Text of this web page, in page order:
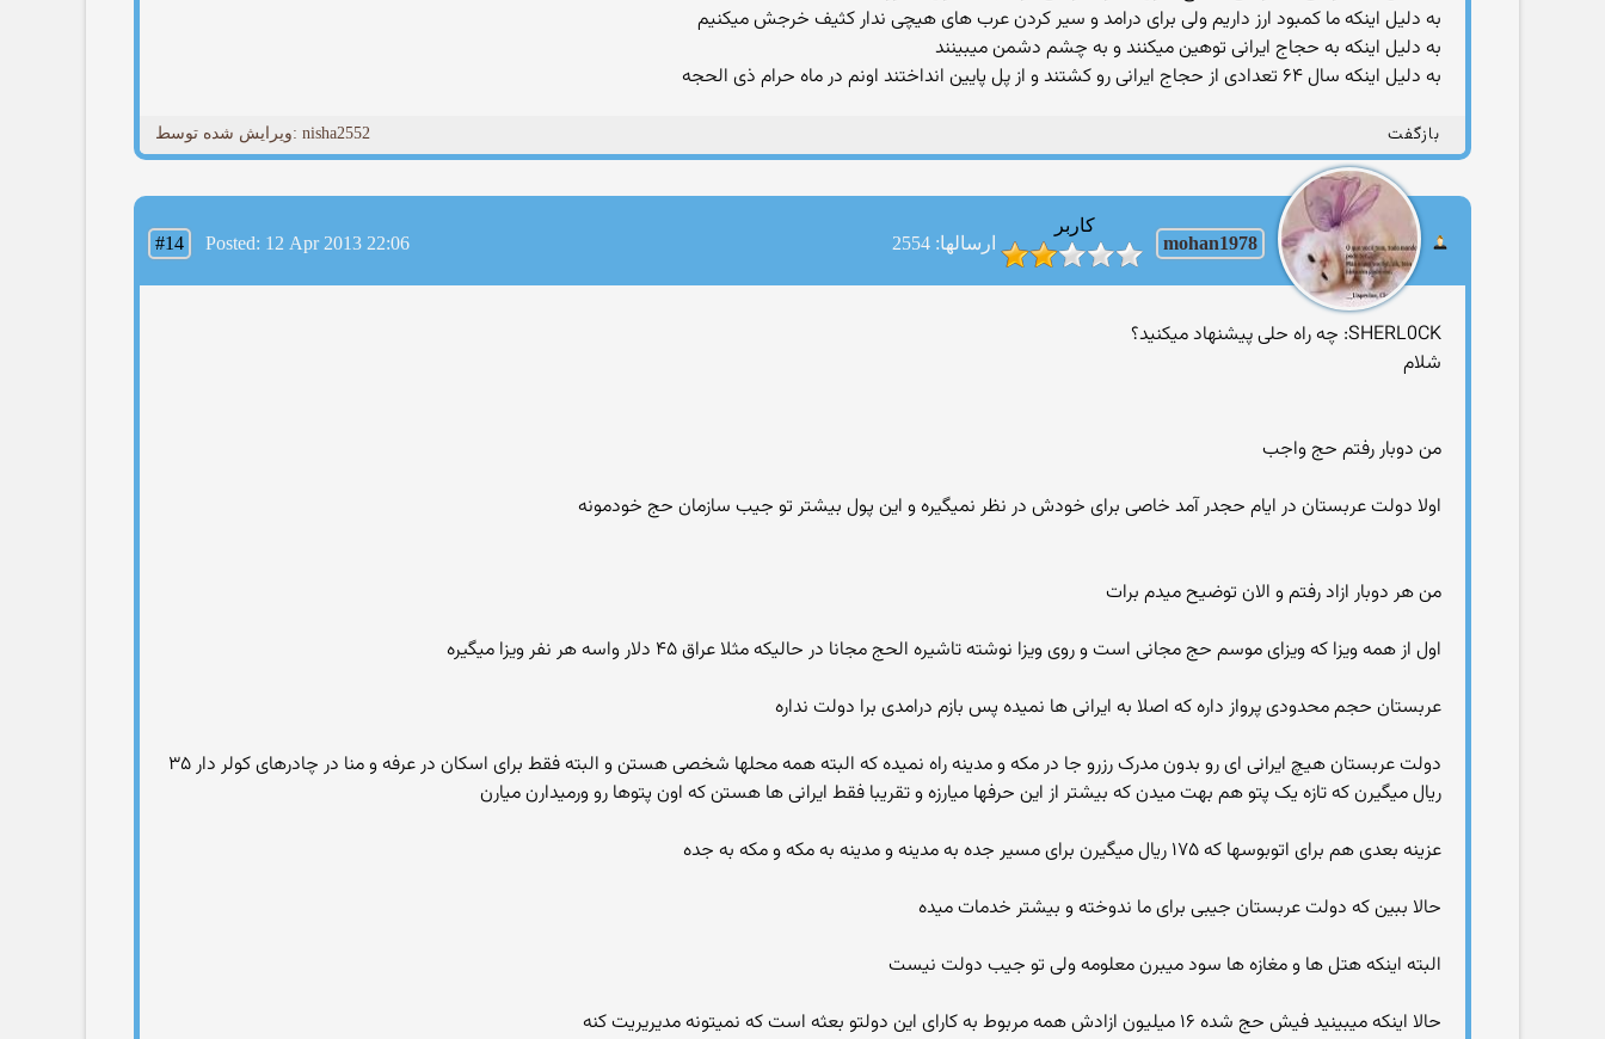
به دلیل اینکه ما کمبود ارز داریم ولی برای درامد و سیر کردن عرب های هیچی ندار کثیف خرجش میکنیم
به دلیل اینکه به حجاج ایرانی توهین میکنند و به چشم دشمن میبینند
به دلیل اینکه سال ۶۴ تعدادی از حجاج ایرانی رو کشتند و از پل پایین انداختند اونم در ماه حرام ذی الحجه
بازگفت ویرایش شده توسط: nisha2552
mohan1978
کاربر
ارسالها: 2554
#14 Posted: 12 Apr 2013 22:06
SHERL0CK: چه راه حلی پيشنهاد ميكنيد؟
شلام
من دوبار رفتم حج واجب
اولا دولت عربستان در ایام حجدر آمد خاصی برای خودش در نظر نمیگیره و این پول بیشتر تو جیب سازمان حج خودمونه
من هر دوبار ازاد رفتم و الان توضیح میدم برات
اول از همه ویزا که ویزای موسم حج مجانی است و روی ویزا نوشته تاشیره الحج مجانا در حالیکه مثلا عراق ۴۵ دلار واسه هر نفر ویزا میگیره
عربستان حجم محدودی پرواز داره که اصلا به ایرانی ها نمیده پس بازم درامدی برا دولت نداره
دولت عربستان هیچ ایرانی ای رو بدون مدرک رزرو جا در مکه و مدینه راه نمیده که البته همه محلها شخصی هستن و البته فقط برای اسکان در عرفه و منا در چادرهای کولر دار ۳۵
ریال میگیرن که تازه یک پتو هم بهت میدن که بیشتر از این حرفها میارزه و تقریبا فقط ایرانی ها هستن که اون پتوها رو ورمیدارن میارن
عزینه بعدی هم برای اتوبوسها که ۱۷۵ ریال میگیرن برای مسیر جده به مدینه و مدینه به مکه و مکه به جده
حالا ببین که دولت عربستان جیبی برای ما ندوخته و بیشتر خدمات میده
البته اینکه هتل ها و مغازه ها سود میبرن معلومه ولی تو جیب دولت نیست
حالا اینکه میبینید فیش حج شده ۱۶ میلیون ازادش همه مربوط به کارای این دولتو بعثه است که نمیتونه مدیریریت کنه